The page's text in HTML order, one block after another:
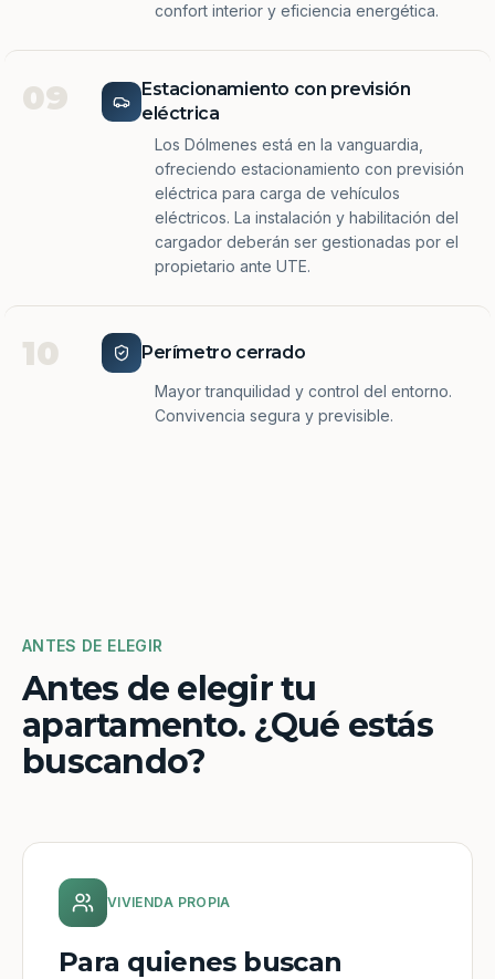
confort interior y eficiencia energética.
09
Estacionamiento con previsión
eléctrica
Los Dólmenes está en la vanguardia,
ofreciendo estacionamiento con previsión
eléctrica para carga de vehículos
eléctricos. La instalación y habilitación del
cargador deberán ser gestionadas por el
propietario ante UTE.
10 Perímetro cerrado
Mayor tranquilidad y control del entorno.
Convivencia segura y previsible.
ANTES DE ELEGIR
Antes de elegir tu
apartamento. ¿Qué estás
buscando?
VIVIENDA PROPIA
Para quienes buscan